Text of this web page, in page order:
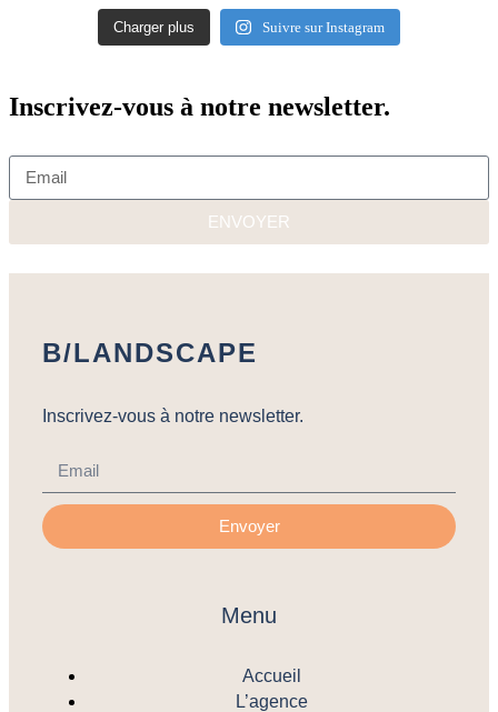
Charger plus Suivre sur Instagram
Inscrivez-vous à notre newsletter.
ENVOYER
B/LANDSCAPE
Inscrivez-vous à notre newsletter.
Envoyer
Menu
Accueil
L’agence